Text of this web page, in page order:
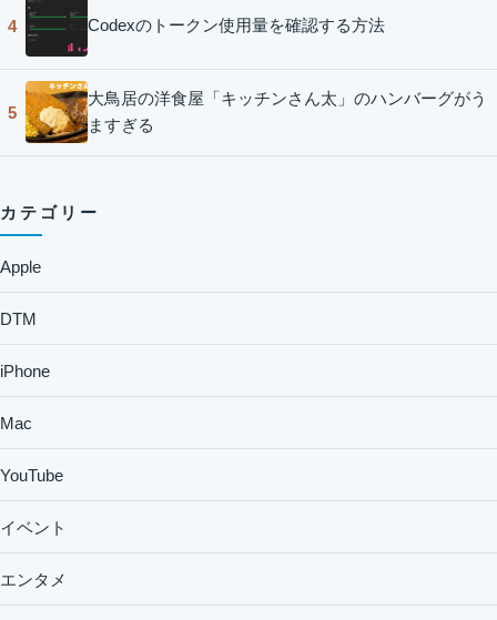
4 Codexのトークン使用量を確認する方法
5
大鳥居の洋食屋「キッチンさん太」のハンバーグがう
ますぎる
カテゴリー
Apple
DTM
iPhone
Mac
YouTube
イベント
エンタメ